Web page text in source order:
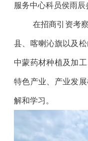
服务中心科员侯雨辰
在招商引资考
县、喀喇沁旗以及
中蒙药材种植及加
特色产业、产业发
解和学习。